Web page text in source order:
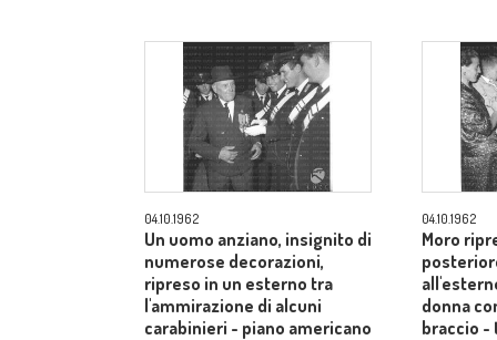
04.10.1962
Un uomo anziano, insignito di
numerose decorazioni,
ripreso in un esterno tra
l'ammirazione di alcuni
carabinieri - piano americano
04.10.1962
Moro
donna
braccio -